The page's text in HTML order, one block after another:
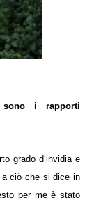
i rapporti
grado d‘invidia e
a ciò che si dice in
per me è stato